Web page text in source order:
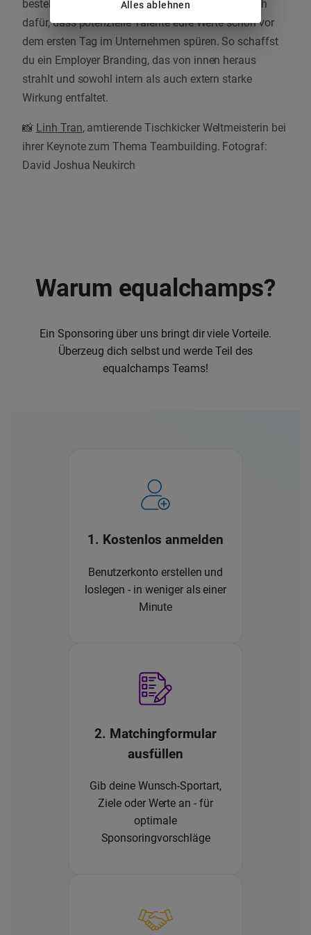
bestehenden Mitarbeitenden, sondern sorgen auch
dafür, dass potenzielle Talente eure Werte schon vor
dem ersten Tag im Unternehmen spüren. So schaffst
du ein Employer Branding, das von innen heraus
strahlt und sowohl intern als auch extern starke
Wirkung entfaltet.
📸 Linh Tran, amtierende Tischkicker Weltmeisterin bei
ihrer Keynote zum Thema Teambuilding. Fotograf:
David Joshua Neukirch
Warum equalchamps?
Ein Sponsoring über uns bringt dir viele Vorteile.
Überzeug dich selbst und werde Teil des
equalchamps Teams!
1. Kostenlos anmelden
Benutzerkonto erstellen und
loslegen - in weniger als einer
Minute
2. Matchingformular
ausfüllen
Gib deine Wunsch-Sportart,
Ziele oder Werte an - für
optimale
Sponsoringvorschläge
Alles ablehnen